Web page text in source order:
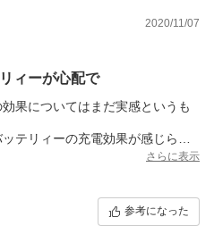
2020/11/07
ィーが心配で
果についてはまだ実感というも
テリィーの充電効果が感じられ
利 後は耐久性と充電効果を感じ
さらに表示
参考になった